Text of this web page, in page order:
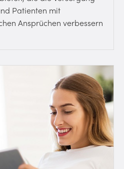
Patienten mit
Ansprüchen verbessern